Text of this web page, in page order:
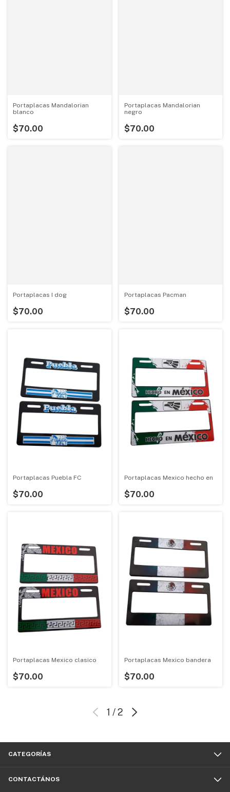
Portaplacas Mandalorian
blanco
$70.00
Portaplacas Mandalorian
negro
$70.00
Portaplacas I dog
$70.00
Portaplacas Pacman
$70.00
Portaplacas Puebla FC
$70.00
Portaplacas Mexico hecho en
$70.00
Portaplacas Mexico clasico
$70.00
Portaplacas Mexico bandera
$70.00
1 /2
CATEGORÍAS
CONTACTÁNOS